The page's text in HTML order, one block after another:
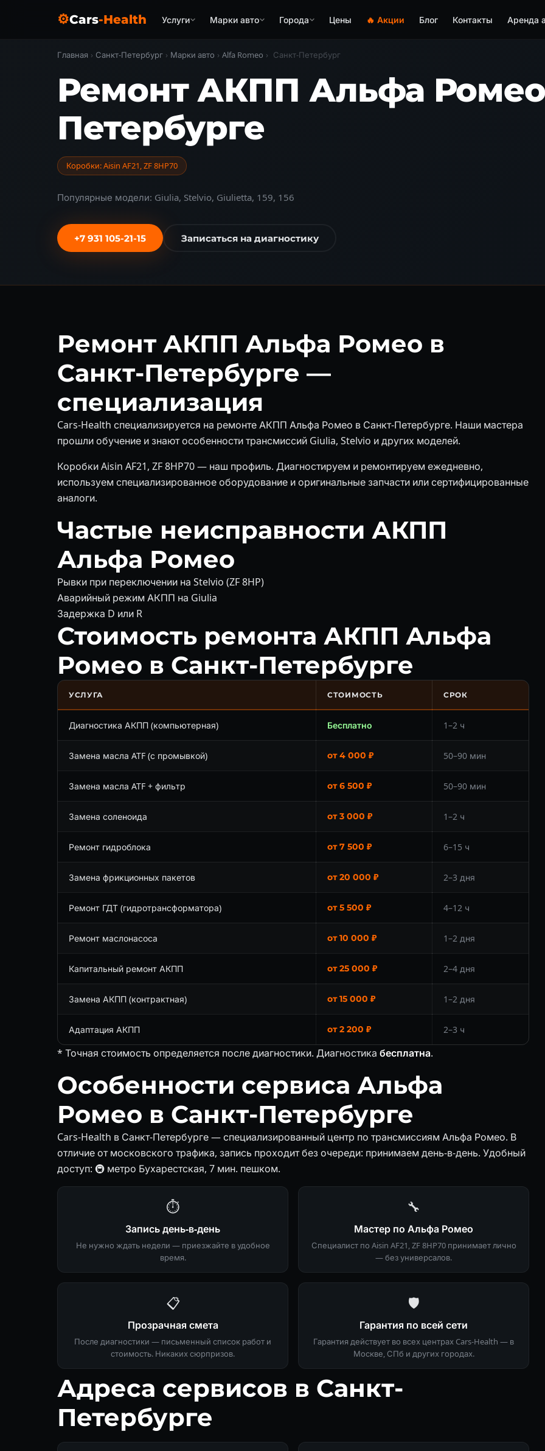
⚙Cars-Health Услуги Марки авто Города Цены 🔥 Акции Блог Контакты Аренда
Главная › Санкт-Петербург › Марки авто › Alfa Romeo › Санкт-Петербург
Ремонт АКПП Альфа Ромео
Петербурге
Коробки: Aisin AF21, ZF 8HP70
Популярные модели: Giulia, Stelvio, Giulietta, 159, 156
+7 931 105-21-15 Записаться на диагностику
Ремонт АКПП Альфа Ромео в
Санкт-Петербурге —
специализация
Cars-Health специализируется на ремонте АКПП Альфа Ромео в Санкт-Петербурге. Наши мастера
прошли обучение и знают особенности трансмиссий Giulia, Stelvio и других моделей.
Коробки Aisin AF21, ZF 8HP70 — наш профиль. Диагностируем и ремонтируем ежедневно,
используем специализированное оборудование и оригинальные запчасти или сертифицированные
аналоги.
Частые неисправности АКПП
Альфа Ромео
Рывки при переключении на Stelvio (ZF 8HP)
Аварийный режим АКПП на Giulia
Задержка D или R
Стоимость ремонта АКПП Альфа
Ромео в Санкт-Петербурге
УСЛУГА СТОИМОСТЬ СРОК
Диагностика АКПП (компьютерная) Бесплатно 1–2 ч
Замена масла ATF (с промывкой) от 4 000 ₽ 50–90 мин
Замена масла ATF + фильтр от 6 500 ₽ 50–90 мин
Замена соленоида от 3 000 ₽ 1–2 ч
Ремонт гидроблока от 7 500 ₽ 6–15 ч
Замена фрикционных пакетов от 20 000 ₽ 2–3 дня
Ремонт ГДТ (гидротрансформатора) от 5 500 ₽ 4–12 ч
Ремонт маслонасоса от 10 000 ₽ 1–2 дня
Капитальный ремонт АКПП от 25 000 ₽ 2–4 дня
Замена АКПП (контрактная) от 15 000 ₽ 1–2 дня
Адаптация АКПП от 2 200 ₽ 2–3 ч
* Точная стоимость определяется после диагностики. Диагностика бесплатна.
Особенности сервиса Альфа
Ромео в Санкт-Петербурге
Cars-Health в Санкт-Петербурге — специализированный центр по трансмиссиям Альфа Ромео. В
отличие от московского трафика, запись проходит без очереди: принимаем день-в-день. Удобный
доступ: 🚇 метро Бухарестская, 7 мин. пешком.
⏱
Запись день-в-день
Не нужно ждать недели — приезжайте в удобное
время.
🔧
Мастер по Альфа Ромео
Специалист по Aisin AF21, ZF 8HP70 принимает лично
— без универсалов.
📋
Прозрачная смета
После диагностики — письменный список работ и
стоимость. Никаких сюрпризов.
🛡
Гарантия по всей сети
Гарантия действует во всех центрах Cars-Health — в
Москве, СПб и других городах.
Адреса сервисов в Санкт-
Петербурге